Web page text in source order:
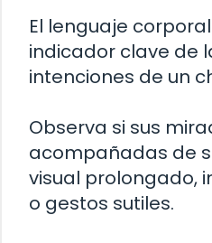
El lenguaje
indicador clave de
intenciones de un
Observa si sus
acompañadas de
visual prolongado,
o gestos sutiles.